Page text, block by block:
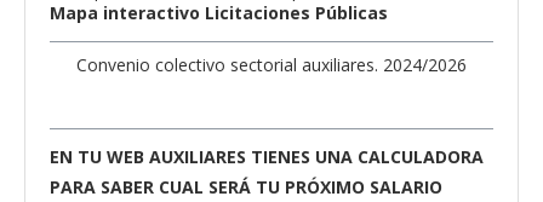
Mapa interactivo Licitaciones Públicas
Convenio colectivo sectorial auxiliares. 2024/2026
EN TU WEB AUXILIARES TIENES UNA CALCULADORA
PARA SABER CUAL SERÁ TU PRÓXIMO SALARIO